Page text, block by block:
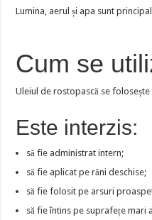
Lumina, aerul și apa sunt
Cum se
Uleiul de rostopască se
Este interzis:
să fie administrat intern;
să fie aplicat pe răni deschise;
să fie folosit pe arsuri
să fie întins pe suprafețe mari